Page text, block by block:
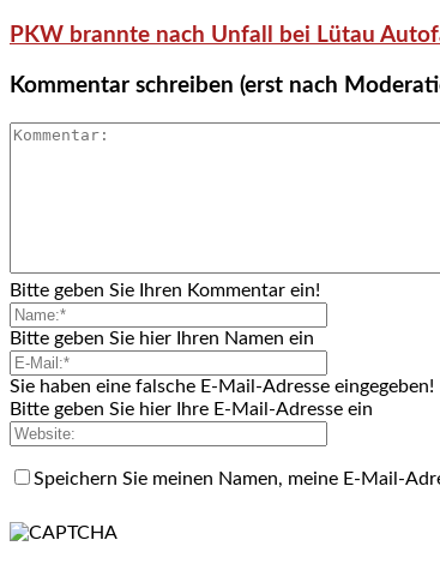
PKW brannte nach Unfall bei Lütau
Kommentar schreiben (erst nach
Bitte geben Sie Ihren Kommentar ein!
Bitte geben Sie hier Ihren Namen ein
Sie haben eine falsche E-Mail-Adresse eingegeben!
Bitte geben Sie hier Ihre E-Mail-Adresse ein
Speichern Sie meinen Namen, meine E-Mail-